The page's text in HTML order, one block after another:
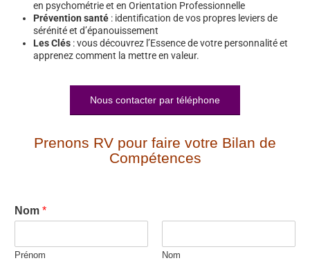
en psychométrie et en Orientation Professionnelle
Prévention santé : identification de vos propres leviers de
sérénité et d’épanouissement
Les Clés : vous découvrez l’Essence de votre personnalité et
apprenez comment la mettre en valeur.
Nous contacter par téléphone
Prenons RV pour faire votre Bilan de
Compétences
Nom *
Prénom Nom